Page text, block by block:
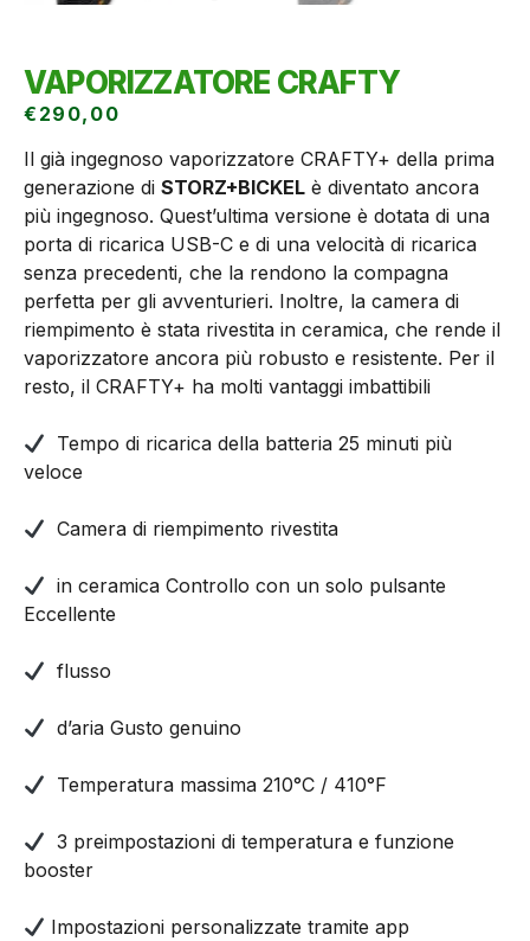
VAPORIZZATORE CRAFTY
€ 290,00
Il già ingegnoso vaporizzatore CRAFTY+ della prima
generazione di STORZ+BICKEL è diventato ancora
più ingegnoso. Quest’ultima versione è dotata di una
porta di ricarica USB-C e di una velocità di ricarica
senza precedenti, che la rendono la compagna
perfetta per gli avventurieri. Inoltre, la camera di
riempimento è stata rivestita in ceramica, che rende il
vaporizzatore ancora più robusto e resistente. Per il
resto, il CRAFTY+ ha molti vantaggi imbattibili
Tempo di ricarica della batteria 25 minuti più
veloce
Camera di riempimento rivestita
in ceramica Controllo con un solo pulsante
Eccellente
flusso
d’aria Gusto genuino
Temperatura massima 210°C / 410°F
3 preimpostazioni di temperatura e funzione
booster
Impostazioni personalizzate tramite app